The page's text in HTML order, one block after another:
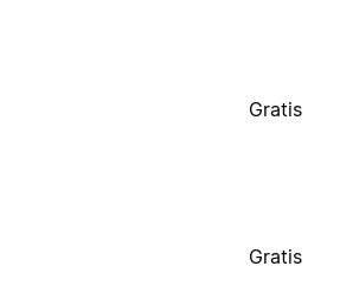
Gratis
Gratis